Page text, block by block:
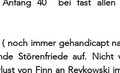
40  bei fast allen
noch immer gehandicapt
Störenfriede auf. Nicht
von Finn an Reykowski